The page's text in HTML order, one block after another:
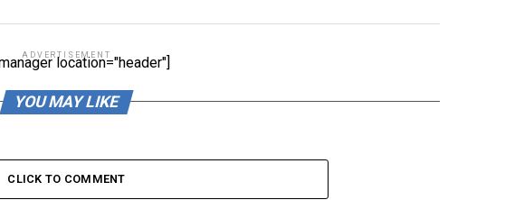
ADVERTISEMENT
location="header"]
YOU MAY LIKE
CLICK TO COMMENT